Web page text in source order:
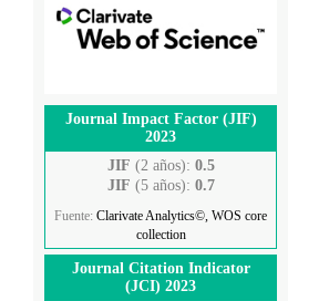
Journal Impact Factor (JIF)
2023
JIF (2 años): 0.5
JIF (5 años): 0.7
Fuente: Clarivate Analytics©, WOS core
collection
Journal Citation Indicator
(JCI) 2023